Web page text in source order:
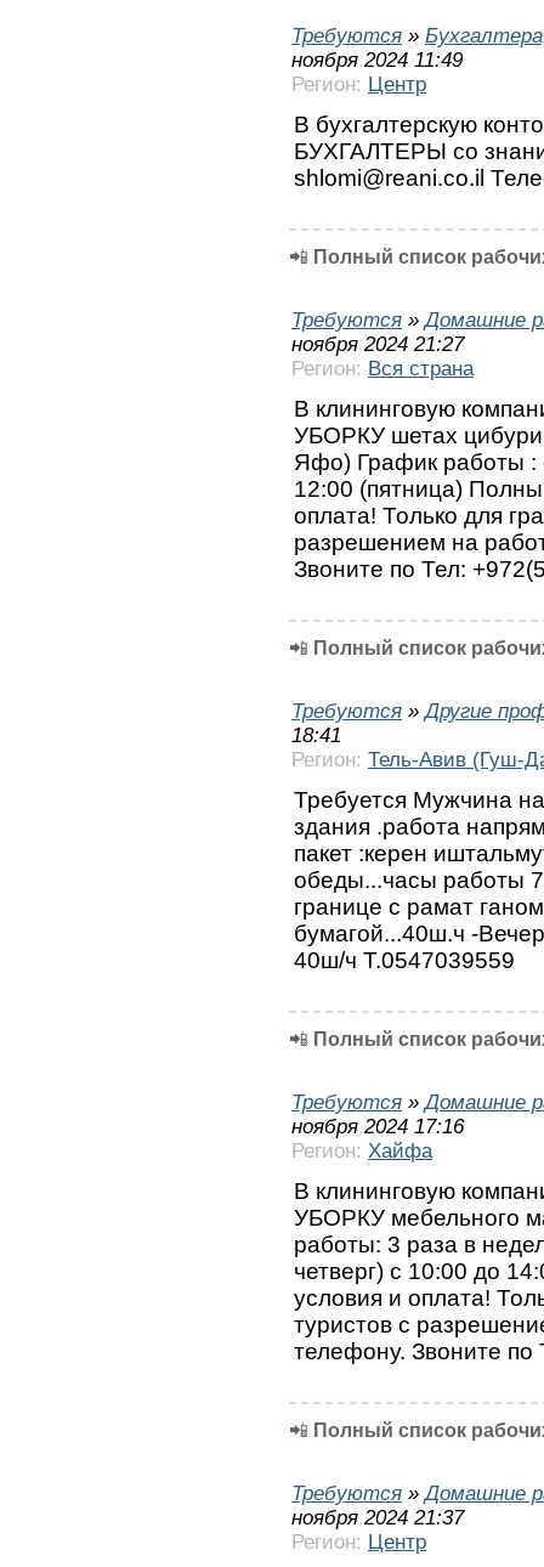
Требуются »
ноября 2024 11:49
Регион: Центр
В бухгалтерскую
БУХГАЛТЕРЫ со
shlomi@reani.co.il
📲 Полный список
Требуются »Домашние
ноября 2024 21:27
Регион: Вся страна
В клининговую
УБОРКУ шетах
Яфо) График работы :
12:00 (пятница)
оплата! Только для
разрешением на
Звоните по Тел:
📲 Полный список
Требуются »Другие
18:41
Регион: Тель-Авив (Гуш-
Требуется Мужчина
здания .работа
пакет :керен
обеды...часы работы
границе с рамат
бумагой...40ш.ч -
40ш/ч Т.0547039559
📲 Полный список
Требуются »Домашние
ноября 2024 17:16
Регион: Хайфа
В клининговую
УБОРКУ мебельного
работы: 3 раза в
четверг) с 10:00 до
условия и оплата!
туристов с
телефону. Звоните
📲 Полный список
Требуются »Домашние
ноября 2024 21:37
Регион: Центр